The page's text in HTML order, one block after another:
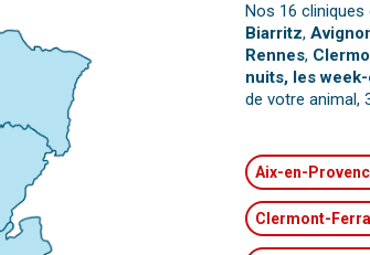
Nos 16 cliniques
Biarritz,
Rennes,
nuits, les
de votre animal,
Aix-en-
Clermont-